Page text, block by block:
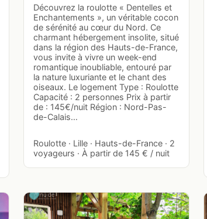
Découvrez la roulotte « Dentelles et
Enchantements », un véritable cocon
de sérénité au cœur du Nord. Ce
charmant hébergement insolite, situé
dans la région des Hauts-de-France,
vous invite à vivre un week-end
romantique inoubliable, entouré par
la nature luxuriante et le chant des
oiseaux. Le logement Type : Roulotte
Capacité : 2 personnes Prix à partir
de : 145€/nuit Région : Nord-Pas-
de-Calais…
Roulotte · Lille · Hauts-de-France · 2
voyageurs · À partir de 145 € / nuit